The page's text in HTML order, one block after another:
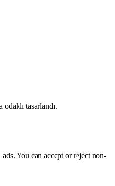
tasarlandı.
You can accept or reject non-